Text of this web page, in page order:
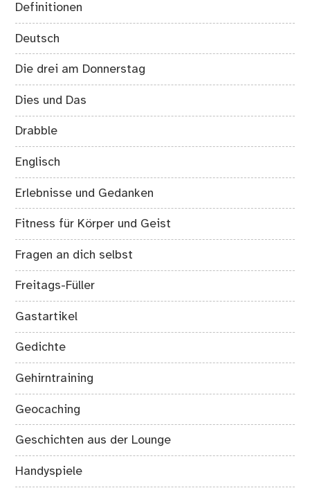
Definitionen
Deutsch
Die drei am Donnerstag
Dies und Das
Drabble
Englisch
Erlebnisse und Gedanken
Fitness für Körper und Geist
Fragen an dich selbst
Freitags-Füller
Gastartikel
Gedichte
Gehirntraining
Geocaching
Geschichten aus der Lounge
Handyspiele